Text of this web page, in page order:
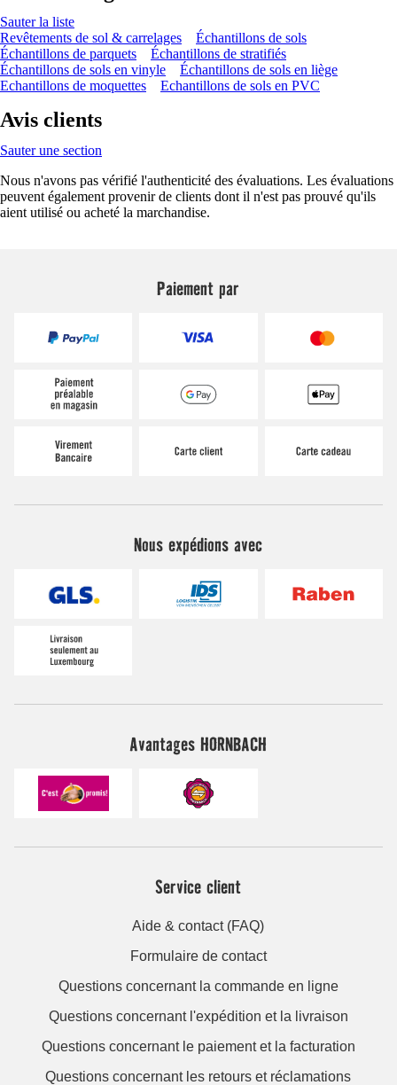
Sauter la liste
Revêtements de sol & carrelages
Échantillons de sols
Échantillons de parquets
Échantillons de stratifiés
Échantillons de sols en vinyle
Échantillons de sols en liège
Echantillons de moquettes
Echantillons de sols en PVC
Avis clients
Sauter une section
Nous n'avons pas vérifié l'authenticité des évaluations. Les évaluations
peuvent également provenir de clients dont il n'est pas prouvé qu'ils
aient utilisé ou acheté la marchandise.
Paiement par
Nous expédions avec
Avantages HORNBACH
Service client
Aide & contact (FAQ)
Formulaire de contact
Questions concernant la commande en ligne
Questions concernant l'expédition et la livraison
Questions concernant le paiement et la facturation
Questions concernant les retours et réclamations